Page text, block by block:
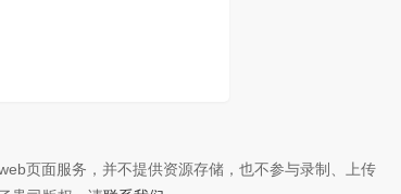
页面服务，并不提供资源存储，也不参与录制、上传